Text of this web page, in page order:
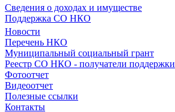
Сведения о доходах и имуществе
Поддержка СО НКО
Новости
Перечень НКО
Муниципальный социальный грант
Реестр СО НКО - получатели поддержки
Фотоотчет
Видеоотчет
Полезные ссылки
Контакты